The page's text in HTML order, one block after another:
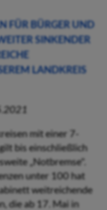
FÜR BÜRGER UND
SINKENDER
LANDKREIS
mit einer 7-
bis einschließlich
„Notbremse".
unter 100 hat
weitreichende
die ab 17. Mai in